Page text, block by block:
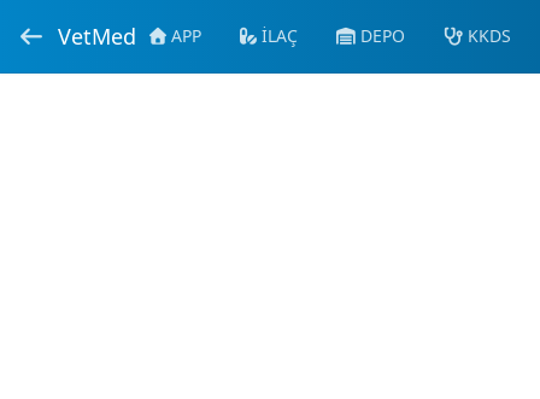
VetMed APP İLAÇ DEPO KKDS